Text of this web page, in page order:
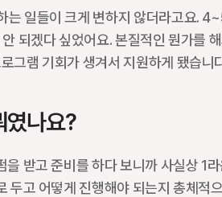
는 일들이 크게 변하지 않더라고요.
되겠다 싶었어요. 본질적인 뭔가를
그램 기회가 생겨서 지원하게 됐습니
였나요?
받고 준비를 하다 보니까 사실상 1라
두고 어떻게 진행해야 되는지 총체적